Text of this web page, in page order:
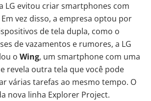
LG evitou criar smartphones com
vez disso, a empresa optou por
de tela dupla, como o
de vazamentos e rumores, a LG
o Wing, um smartphone com uma
revela outra tela que você pode
várias tarefas ao mesmo tempo. O
nova linha Explorer Project.